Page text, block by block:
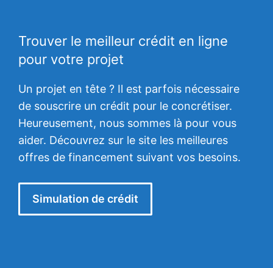
Trouver le meilleur crédit en ligne
pour votre projet
Un projet en tête ? Il est parfois nécessaire
de souscrire un crédit pour le concrétiser.
Heureusement, nous sommes là pour vous
aider. Découvrez sur le site les meilleures
offres de financement suivant vos besoins.
Simulation de crédit